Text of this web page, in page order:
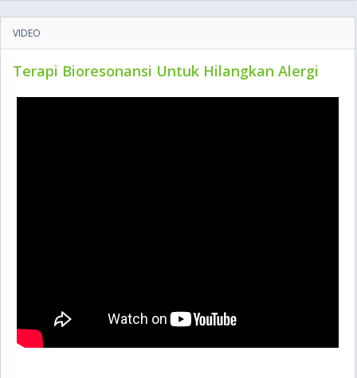
VIDEO
Terapi Bioresonansi Untuk Hilangkan Alergi